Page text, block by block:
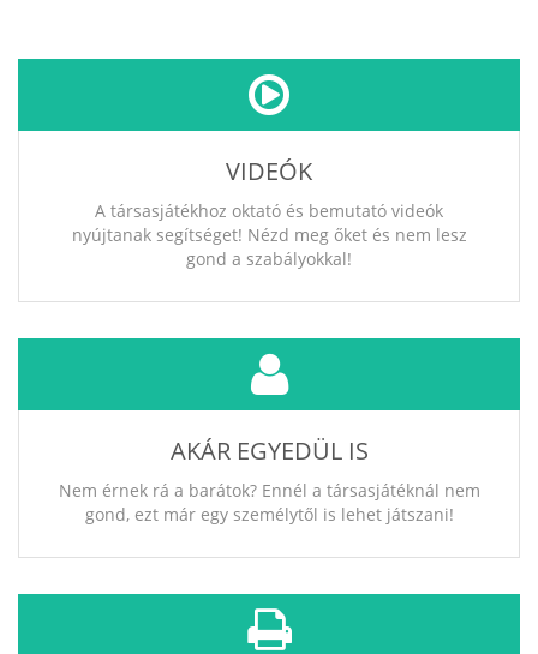
VIDEÓK
A társasjátékhoz oktató és bemutató videók
nyújtanak segítséget! Nézd meg őket és nem lesz
gond a szabályokkal!
AKÁR EGYEDÜL IS
Nem érnek rá a barátok? Ennél a társasjátéknál nem
gond, ezt már egy személytől is lehet játszani!